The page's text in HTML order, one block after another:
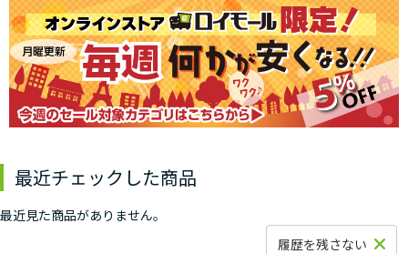
最近チェックした商品
最近見た商品がありません。
履歴を残さない